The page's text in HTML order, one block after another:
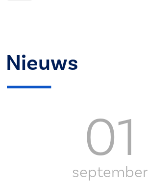
Nieuws
01
september